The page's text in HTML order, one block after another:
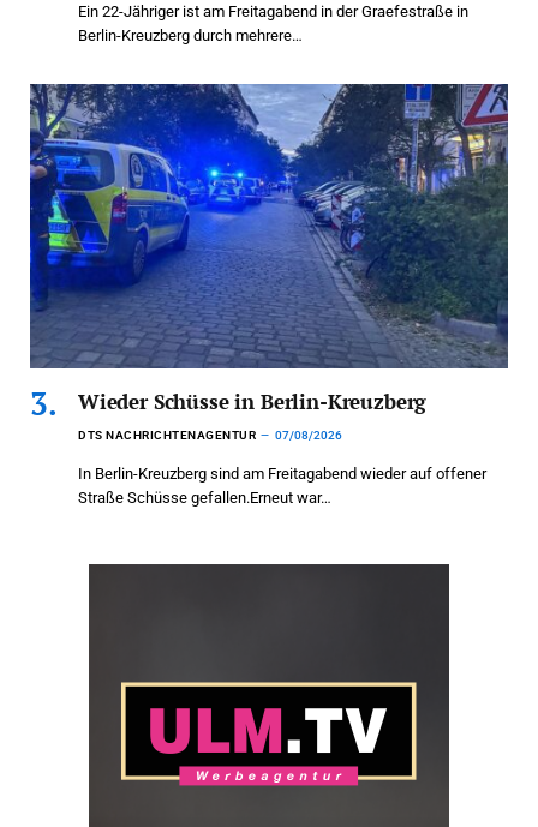
Ein 22-Jähriger ist am Freitagabend in der Graefestraße in
Berlin-Kreuzberg durch mehrere…
Wieder Schüsse in Berlin-Kreuzberg
DTS NACHRICHTENAGENTUR 07/08/2026
In Berlin-Kreuzberg sind am Freitagabend wieder auf offener
Straße Schüsse gefallen.Erneut war…